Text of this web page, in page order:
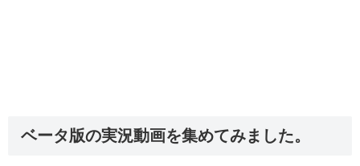
ベータ版の実況動画を集めてみました。